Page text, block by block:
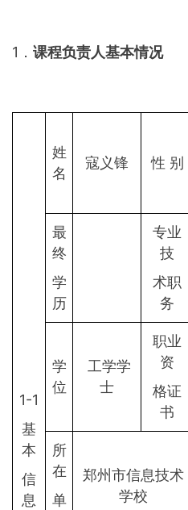
1． 课程负责人基本情况
1-1
基
本
信
息
姓
名
寇义锋 性 别
最
终
学
历
专业
技
术职
务
学
位
工学学
士
职业
资
格证
书
所
在
单
郑州市信息技术
学校